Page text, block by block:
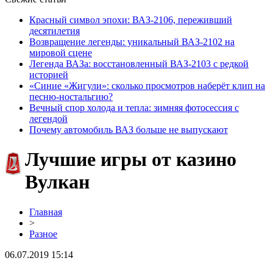
Красный символ эпохи: ВАЗ-2106, переживший
десятилетия
Возвращение легенды: уникальный ВАЗ-2102 на
мировой сцене
Легенда ВАЗа: восстановленный ВАЗ-2103 с редкой
историей
«Синие «Жигули»: сколько просмотров наберёт клип на
песню-ностальгию?
Вечный спор холода и тепла: зимняя фотосессия с
легендой
Почему автомобиль ВАЗ больше не выпускают
Лучшие игры от казино
Вулкан
Главная
>
Разное
06.07.2019 15:14